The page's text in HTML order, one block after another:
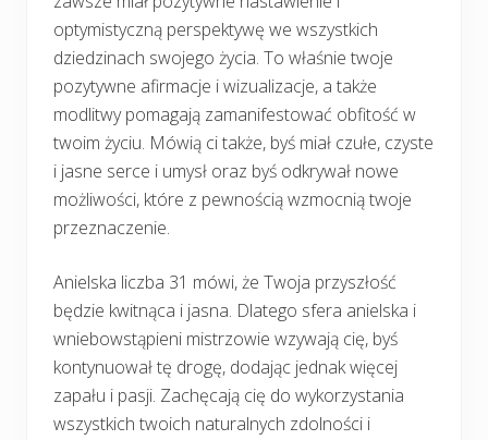
optymistyczną perspektywę we wszystkich
dziedzinach swojego życia. To właśnie twoje
pozytywne afirmacje i wizualizacje, a także
modlitwy pomagają zamanifestować obfitość w
twoim życiu. Mówią ci także, byś miał czułe, czyste
i jasne serce i umysł oraz byś odkrywał nowe
możliwości, które z pewnością wzmocnią twoje
przeznaczenie.
Anielska liczba 31 mówi, że Twoja przyszłość
będzie kwitnąca i jasna. Dlatego sfera anielska i
wniebowstąpieni mistrzowie wzywają cię, byś
kontynuował tę drogę, dodając jednak więcej
zapału i pasji. Zachęcają cię do wykorzystania
wszystkich twoich naturalnych zdolności i